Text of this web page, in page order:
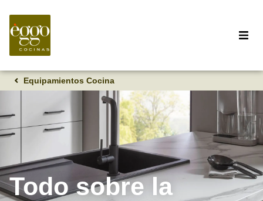
Equipamientos Cocina
Todo sobre la